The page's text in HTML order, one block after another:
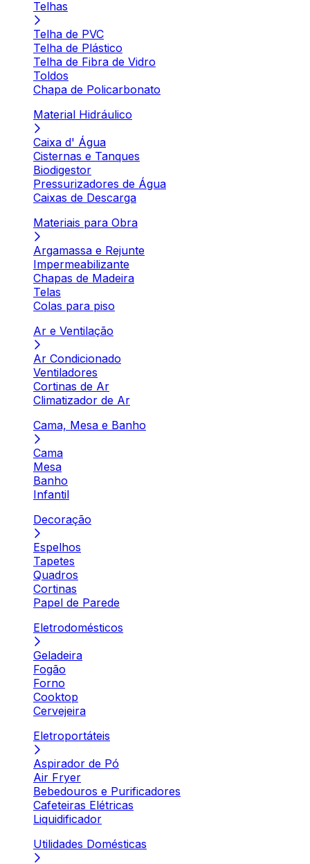
Telhas
Telha de PVC
Telha de Plástico
Telha de Fibra de Vidro
Toldos
Chapa de Policarbonato
Material Hidráulico
Caixa d' Água
Cisternas e Tanques
Biodigestor
Pressurizadores de Água
Caixas de Descarga
Materiais para Obra
Argamassa e Rejunte
Impermeabilizante
Chapas de Madeira
Telas
Colas para piso
Ar e Ventilação
Ar Condicionado
Ventiladores
Cortinas de Ar
Climatizador de Ar
Cama, Mesa e Banho
Cama
Mesa
Banho
Infantil
Decoração
Espelhos
Tapetes
Quadros
Cortinas
Papel de Parede
Eletrodomésticos
Geladeira
Fogão
Forno
Cooktop
Cervejeira
Eletroportáteis
Aspirador de Pó
Air Fryer
Bebedouros e Purificadores
Cafeteiras Elétricas
Liquidificador
Utilidades Domésticas